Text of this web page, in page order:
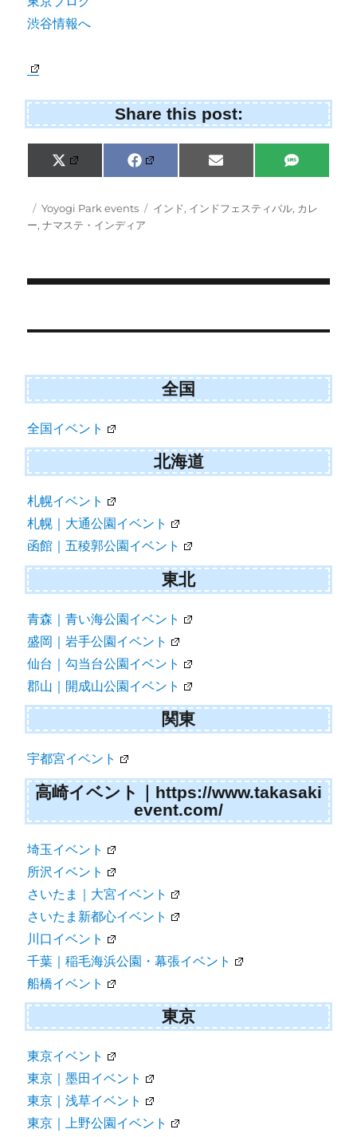
Share this post:
Share
on
X
(
w
i
t
)
Share
on
F
a
e
Share
on
E
m
i
l
Share
on
S
M
Posted
on
Categories
Yoyogi Park events Tags
インド, インドフェスティバル, カレ
ー,ナマステ・インディア
navigation
全国
全国イベント
北海道
札幌イベント
札幌｜大通公園イベント
函館｜五稜郭公園イベント
東北
青森｜青い海公園イベント
盛岡｜岩手公園イベント
仙台｜勾当台公園イベント
郡山｜開成山公園イベント
関東
宇都宮イベント
高崎イベント｜https://www.takasaki
event.com/
埼玉イベント
所沢イベント
さいたま｜大宮イベント
さいたま新都心イベント
川口イベント
千葉｜稲毛海浜公園・幕張イベント
船橋イベント
東京
東京イベント
東京｜墨田イベント
東京｜浅草イベント
東京｜上野公園イベント